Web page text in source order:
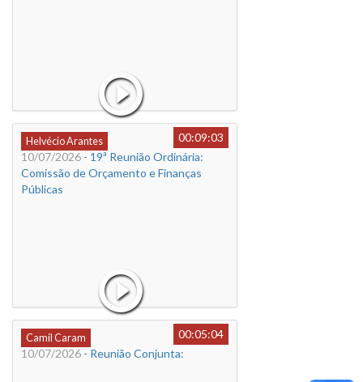
Helvécio Arantes
00:09:03
10/07/2026 - 19ª Reunião Ordinária:
Comissão de Orçamento e Finanças
Públicas
Camil Caram
00:05:04
10/07/2026 - Reunião Conjunta: